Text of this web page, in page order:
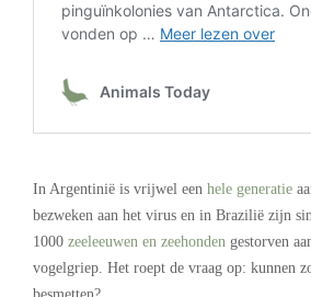
In Argentinië is vrijwel een hele generatie
bezweken aan het virus en in Brazilië zijn
1000 zeeleeuwen en zeehonden gestorven
vogelgriep. Het roept de vraag op: kunnen